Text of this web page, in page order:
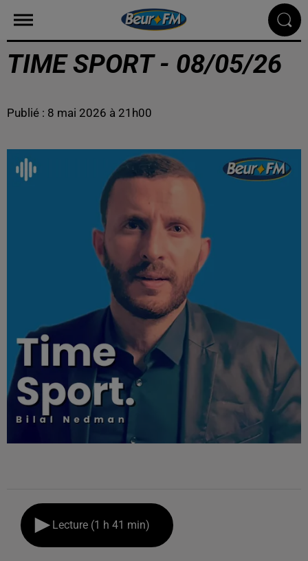
TIME SPORT - 08/05/26
Publié : 8 mai 2026 à 21h00
Lecture (1 h 41 min)